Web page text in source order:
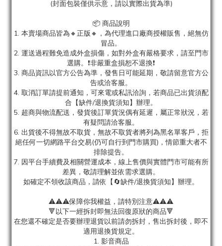
(封面包裝僅供示意，請以實際出貨為準)
📦 商品說明
1. 本賣場商品皆為🔸正版🔸，為代理進口廠商授權販售，絕無仿
冒品。
2. 運送過程難免造成外盒損傷，如對外盒有嚴格要求，請至門市
選購。❗非嚴重盒損恕不退換❗
3. 商品資訊以官方公告為準，發售日可能延期，敬請留意官方公
告或洽客服。
4. 取消訂單請提前通知，可來電或私訊洽詢，若商品已出貨須配
合【缺件/退換貨須知】辦理。
5. 超商與物流配送，發貨後訂單貨況偶有延遲，屬正常狀況，若
有疑問請洽客服。
6. 出貨後不得無故不取貨，無故不取貨者將列為黑名單客戶，拒
絕任何一切網路平台交易(仍可自行到門市購買)，情節重大者不
排除提告。
7. 因平台手續費及相關營運成本，線上售價與實體門市可能有所
差異，敬請理解並依需求選購。
如確定不領收該商品，請依【🔄缺件/退換貨須知】辦理。
⚠️⚠️⚠️保障你我權益，請特別注意⚠️⚠️⚠️
🔻以下一經拆封即無法回復原狀的商品🔻
在您還不確定是否要辦理退貨以前請勿拆封，售出拆封後，即不
適用退換貨規定。
1. 影音商品